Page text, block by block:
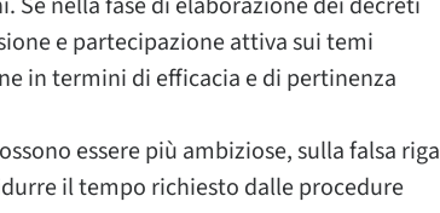
e partecipazione attiva sui temi
in termini di efficacia e di pertinenza
essere più ambiziose, sulla falsa riga
il tempo richiesto dalle procedure